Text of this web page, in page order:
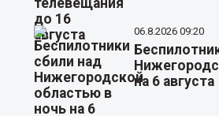
06.8.2026 09:20
на 6 августа